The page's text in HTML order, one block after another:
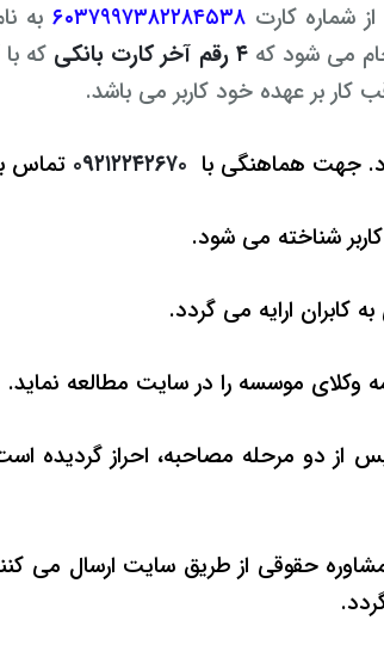
شماره کارت ۶۰۳۷۹۹۷۳۸۲۲۸۴۵۳۸به
می شود که۴ رقم آخر کارت بانکی
که
کار بر عهده خود کاربر می باشد.
جهت هماهنگی با ۰۹۲۱۲۲۴۲۶۷۰ تماس
شناخته می شود.
کابران ارایه می گردد.
وکلای موسسه را در سایت مطالعه نماید.
دو مرحله مصاحبه، احراز گردیده
حقوقی از طریق سایت ارسال می